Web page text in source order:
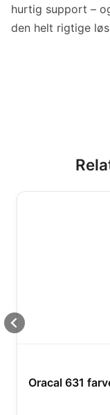
hurtig support –
den helt rigtige
Oracal 631